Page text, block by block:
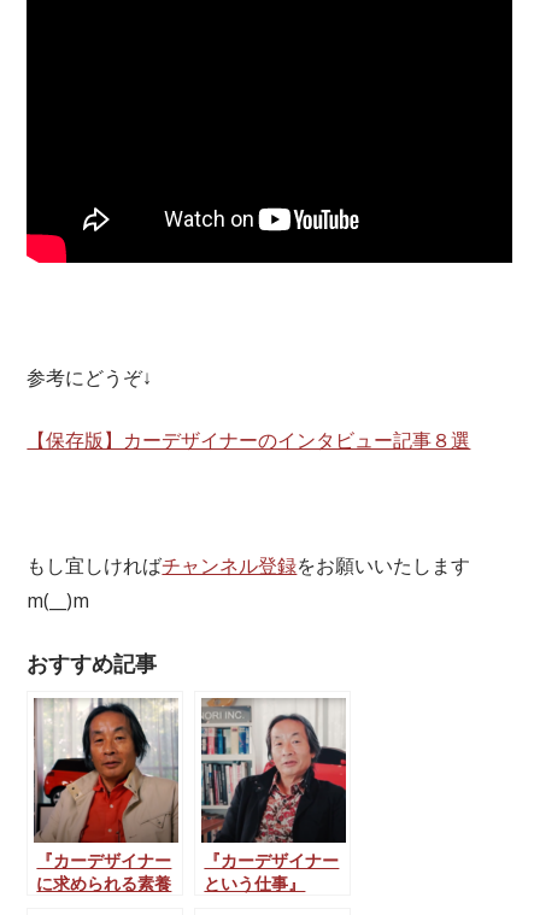
参考にどうぞ↓
【保存版】カーデザイナーのインタビュー記事８選
もし宜しければチャンネル登録をお願いいたします
m(__)m
おすすめ記事
『カーデザイナー
に求められる素養
『カーデザイナー
という仕事』